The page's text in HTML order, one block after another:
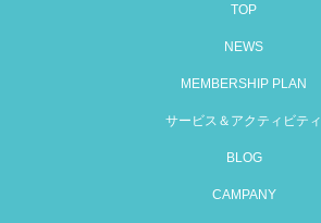
TOP
NEWS
MEMBERSHIP PLAN
サービス＆アクティビティ
BLOG
CAMPANY